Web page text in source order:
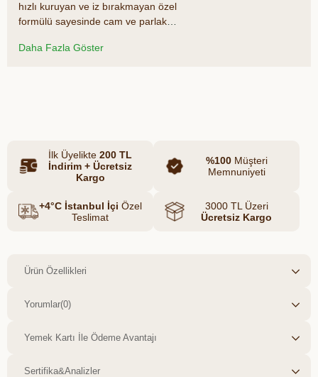
hızlı kuruyan ve iz bırakmayan özel
formülü sayesinde cam ve parlak
ayna, çalışma masası, ahşap mobilya, TV
ciltte tahrişe neden olmaz, elleri kurutmaz
ve günlük kullanıma uygundur.
Daha Fazla Göster
İlk Üyelikte 200 TL
İndirim + Ücretsiz
Kargo
%100Müşteri
Memnuniyeti
+4°C İstanbul İçi Özel
Teslimat
3000 TL Üzeri
Ücretsiz Kargo
Ürün Özellikleri
Yorumlar(0)
Yemek Kartı İle Ödeme Avantajı
Sertifika&Analizler